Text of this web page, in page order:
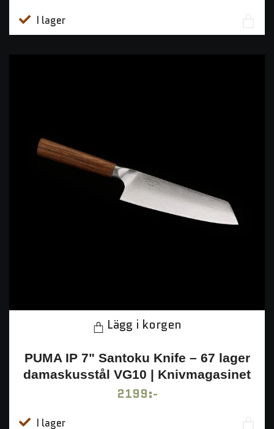
I lager
Lägg i korgen
PUMA IP 7" Santoku Knife – 67 lager
damaskusstål VG10 | Knivmagasinet
2199:-
I lager